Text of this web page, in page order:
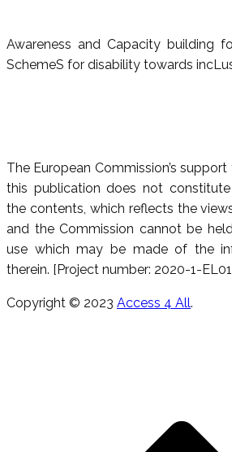
Awareness and Capacity building
SchemeS for disability towards
The European Commission’s
this publication does not
the contents, which reflects the
and the Commission cannot be
use which may be made of the
therein. [Project number: 2020-1-
Copyright © 2023 Access 4 All.